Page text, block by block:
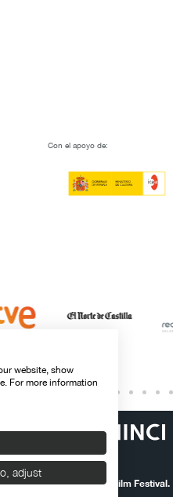
Con el apoyo de:
de cookies
Valladolid International Film Festival.
website, show
For more information
adjust